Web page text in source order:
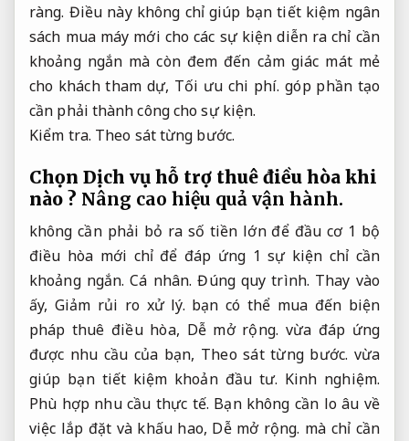
ràng. Điều này không chỉ giúp bạn tiết kiệm ngân
sách mua máy mới cho các sự kiện diễn ra chỉ cần
khoảng ngắn mà còn đem đến cảm giác mát mẻ
cho khách tham dự, Tối ưu chi phí. góp phần tạo
cần phải thành công cho sự kiện.
Kiểm tra. Theo sát từng bước.
Chọn Dịch vụ hỗ trợ thuê điều hòa khi
nào ? Nâng cao hiệu quả vận hành.
không cần phải bỏ ra số tiền lớn để đầu cơ 1 bộ
điều hòa mới chỉ để đáp ứng 1 sự kiện chỉ cần
khoảng ngắn.Cá nhân. Đúng quy trình. Thay vào
ấy, Giảm rủi ro xử lý. bạn có thể mua đến biện
pháp thuê điều hòa, Dễ mở rộng. vừa đáp ứng
được nhu cầu của bạn, Theo sát từng bước. vừa
giúp bạn tiết kiệm khoản đầu tư. Kinh nghiệm.
Phù hợp nhu cầu thực tế. Bạn không cần lo âu về
việc lắp đặt và khấu hao, Dễ mở rộng. mà chỉ cần